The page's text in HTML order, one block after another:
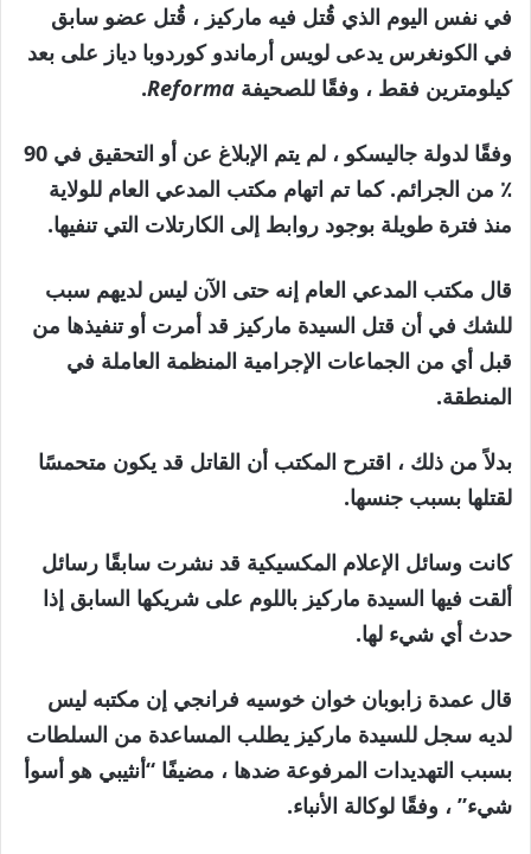
في نفس اليوم الذي قُتل فيه ماركيز ، قُتل عضو سابق
في الكونغرس يدعى لويس أرماندو كوردوبا دياز على بعد
كيلومترين فقط ، وفقًا للصحيفة Reforma
.
وفقًا لدولة جاليسكو ، لم يتم الإبلاغ عن أو التحقيق في 90
٪ من الجرائم. كما تم اتهام مكتب المدعي العام للولاية
منذ فترة طويلة بوجود روابط إلى الكارتلات التي تنفيها.
قال مكتب المدعي العام إنه حتى الآن ليس لديهم سبب
للشك في أن قتل السيدة ماركيز قد أمرت أو تنفيذها من
قبل أي من الجماعات الإجرامية المنظمة العاملة في
المنطقة.
بدلاً من ذلك ، اقترح المكتب أن القاتل قد يكون متحمسًا
لقتلها بسبب جنسها.
كانت وسائل الإعلام المكسيكية قد نشرت سابقًا رسائل
ألقت فيها السيدة ماركيز باللوم على شريكها السابق إذا
حدث أي شيء لها.
قال عمدة زابوبان خوان خوسيه فرانجي إن مكتبه ليس
لديه سجل للسيدة ماركيز يطلب المساعدة من السلطات
بسبب التهديدات المرفوعة ضدها ، مضيفًا “أنثيبي هو أسوأ
شيء” ، وفقًا لوكالة الأنباء.